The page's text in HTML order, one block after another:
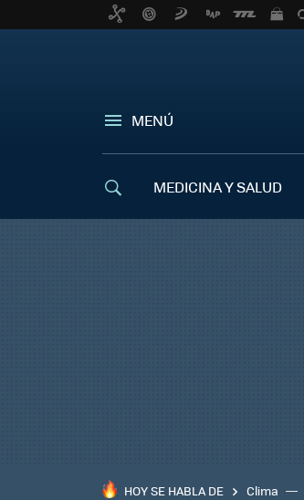
MENÚ
MEDICINA Y SALUD
HOY SE HABLA DE Clima